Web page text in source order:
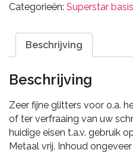
aantal
Categorieën: Superstar
Beschrijving
Beschrijving
Zeer fijne glitters voor o.a.
of ter verfraaing van uw
huidige eisen t.a.v. gebruik
Metaal vrij. Inhoud